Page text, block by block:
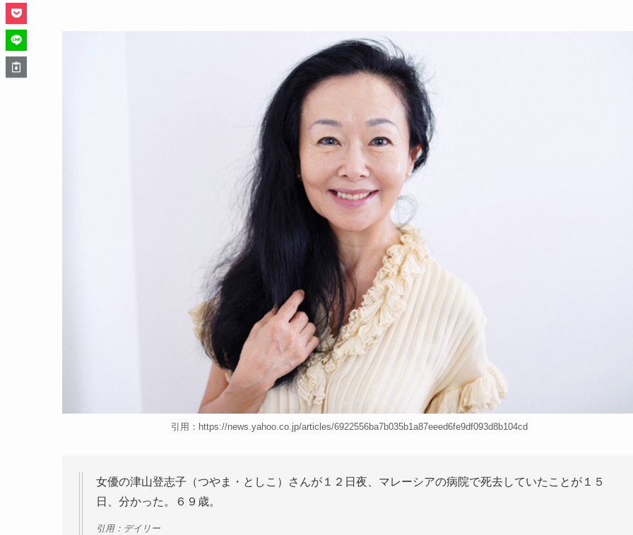
引用：https://news.yahoo.co.jp/articles/6922556ba7b035b1a87eeed6fe9df093d8b104cd
女優の津山登志子（つやま・としこ）さんが１２日夜、マレーシアの病院で死去していたことが１５
日、分かった。６９歳。
引用：デイリー